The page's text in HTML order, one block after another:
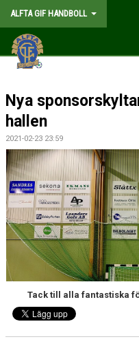
ALFTA GIF HANDBOLL
HEM
FÖRENINGEN
MEDLEMSKAP
MATCHER
GÅ PÅ MATCH
KALENDER
TABELLER
WEBSHOP
HANDBOLL PLAY
Nya
hallen
2021-02-23 23:59
Tack till alla fantastiska